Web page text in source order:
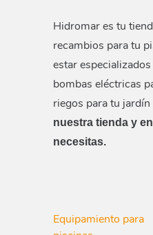
Hidromar es tu
recambios para tu
estar
bombas eléctricas
riegos para tu
nuestra tienda y
necesitas.
Equipamiento para